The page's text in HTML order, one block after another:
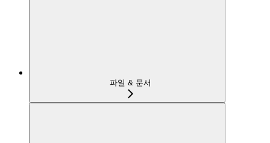
파일 & 문서